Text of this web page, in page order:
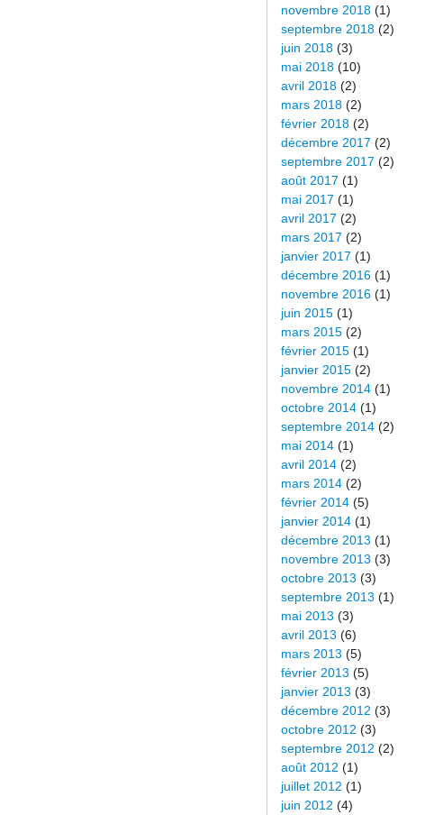
novembre 2018 (1)
septembre 2018 (2)
juin 2018 (3)
mai 2018 (10)
avril 2018 (2)
mars 2018 (2)
février 2018 (2)
décembre 2017 (2)
septembre 2017 (2)
août 2017 (1)
mai 2017 (1)
avril 2017 (2)
mars 2017 (2)
janvier 2017 (1)
décembre 2016 (1)
novembre 2016 (1)
juin 2015 (1)
mars 2015 (2)
février 2015 (1)
janvier 2015 (2)
novembre 2014 (1)
octobre 2014 (1)
septembre 2014 (2)
mai 2014 (1)
avril 2014 (2)
mars 2014 (2)
février 2014 (5)
janvier 2014 (1)
décembre 2013 (1)
novembre 2013 (3)
octobre 2013 (3)
septembre 2013 (1)
mai 2013 (3)
avril 2013 (6)
mars 2013 (5)
février 2013 (5)
janvier 2013 (3)
décembre 2012 (3)
octobre 2012 (3)
septembre 2012 (2)
août 2012 (1)
juillet 2012 (1)
juin 2012 (4)